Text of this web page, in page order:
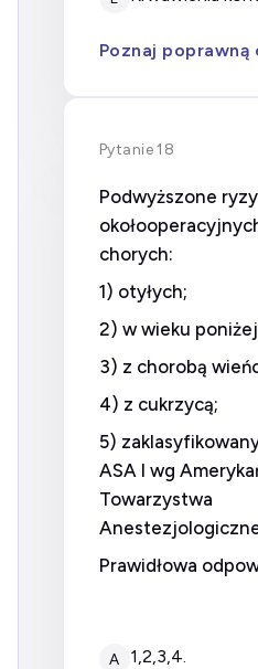
Poznaj
Pytanie 18
Podwyższone
chorych:
1) otyłych;
2) w wieku
3) z chorobą
4) z cukrzycą;
5)
ASA I wg
Towarzystwa
Prawidłowa
A 1,2,3,4.